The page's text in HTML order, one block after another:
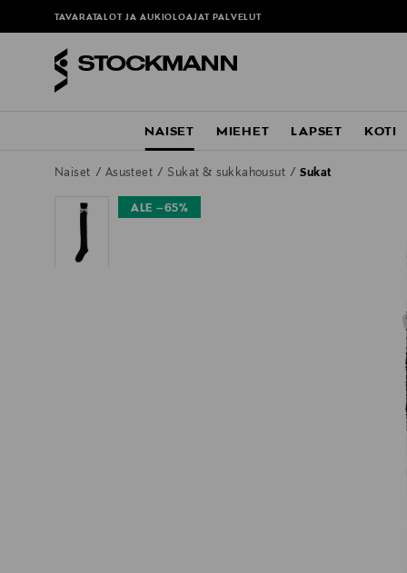
TAVARATALOT JA AUKIOLOAJAT PALVELUT
NAISET MIEHET LAPSET KOTI
Naiset Asusteet Sukat & sukkahousut Sukat
ALE –65%